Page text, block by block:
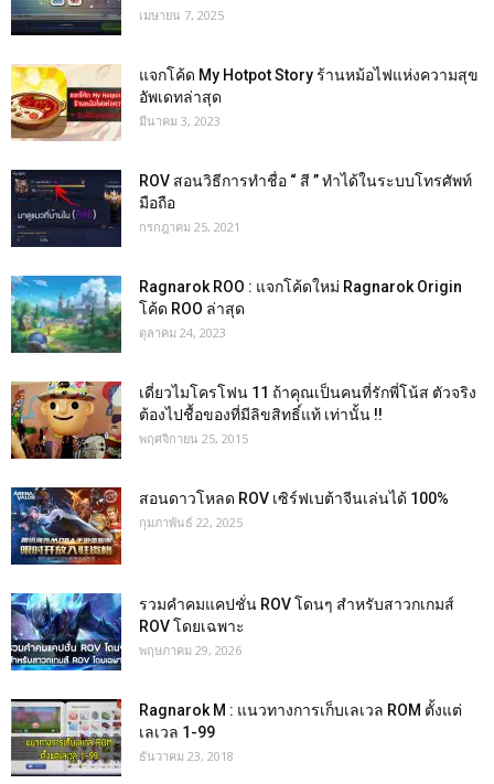
เมษายน 7, 2025
แจกโค้ด My Hotpot Story ร้านหม้อไฟแห่งความสุข
อัพเดทล่าสุด
มีนาคม 3, 2023
ROV สอนวิธีการทำชื่อ “ สี ” ทำได้ในระบบโทรศัพท์
มือถือ
กรกฎาคม 25, 2021
Ragnarok ROO : แจกโค้ดใหม่ Ragnarok Origin
โค้ด ROO ล่าสุด
ตุลาคม 24, 2023
เดี่ยวไมโครโฟน 11 ถ้าคุณเป็นคนที่รักพี่โน้ส ตัวจริง
ต้องไปชื้อของที่มีลิขสิทธิ์แท้ เท่านั้น !!
พฤศจิกายน 25, 2015
สอนดาวโหลด ROV เซิร์ฟเบต้าจีนเล่นได้ 100%
กุมภาพันธ์ 22, 2025
รวมคำคมแคปชั่น ROV โดนๆ สำหรับสาวกเกมส์
ROV โดยเฉพาะ
พฤษภาคม 29, 2026
Ragnarok M : แนวทางการเก็บเลเวล ROM ตั้งแต่
เลเวล 1-99
ธันวาคม 23, 2018